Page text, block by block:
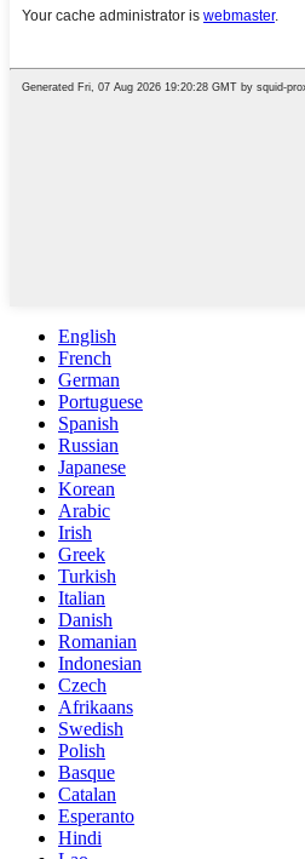
English
French
German
Portuguese
Spanish
Russian
Japanese
Korean
Arabic
Irish
Greek
Turkish
Italian
Danish
Romanian
Indonesian
Czech
Afrikaans
Swedish
Polish
Basque
Catalan
Esperanto
Hindi